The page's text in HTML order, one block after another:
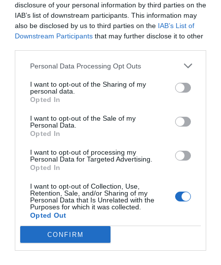
disclosure of your personal information by third parties on the
IAB’s list of downstream participants. This information may
also be disclosed by us to third parties on the IAB’s List of
Downstream Participants that may further disclose it to other
Personal Data Processing Opt Outs
I want to opt-out of the Sharing of my
personal data.
Opted In
I want to opt-out of the Sale of my
Personal Data.
Opted In
I want to opt-out of processing my
Personal Data for Targeted Advertising.
Opted In
I want to opt-out of Collection, Use,
Retention, Sale, and/or Sharing of my
Personal Data that Is Unrelated with the
Purposes for which it was collected.
Opted Out
CONFIRM
DIARIO DE LA CORRUPCIÓN SANCHISTA
Diario de la corrupción sanchista. La
Audiencia Nacional prorroga seis meses la
investigación del caso Koldo, ante el
por Redacción
Enormes minucias
por Eulogio López